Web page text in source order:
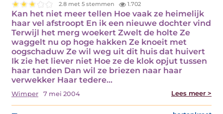
2.8 met 5 stemmen 1.702
Kan het niet meer tellen Hoe vaak ze heimelijk
haar vel afstroopt En ik een nieuwe dochter vind
Terwijl het merg woekert Zwelt de holte Ze
waggelt nu op hoge hakken Ze knoeit met
oogschaduw Ze wil weg uit dit huis dat huivert
Ik zie het liever niet Hoe ze de klok opjut tussen
haar tanden Dan wil ze briezen naar haar
verwekker Haar tedere…
Wimper 7 mei 2004 Lees meer >